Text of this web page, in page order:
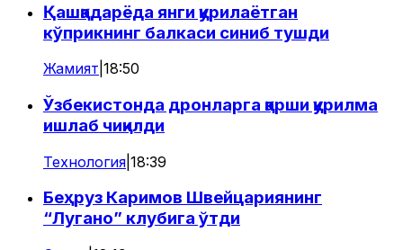
Қашқадарёда янги қурилаётган
кўприкнинг балкаси синиб тушди
Жамият 18:50
Ўзбекистонда дронларга қарши қурилма
ишлаб чиқилди
Технология 18:39
Беҳруз Каримов Швейцариянинг
“Лугано” клубига ўтди